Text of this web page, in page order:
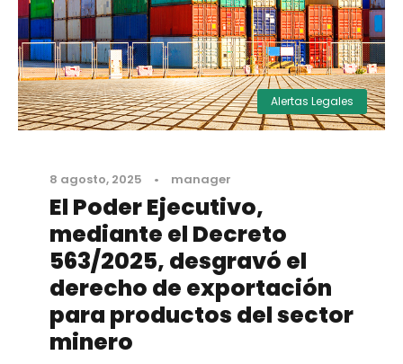
Alertas Legales
8 agosto, 2025 • manager
El Poder Ejecutivo,
mediante el Decreto
563/2025, desgravó el
derecho de exportación
para productos del sector
minero